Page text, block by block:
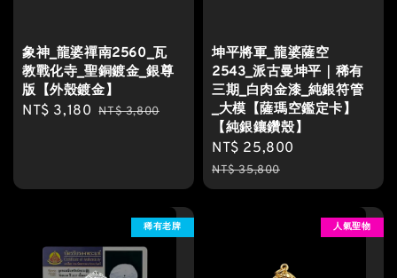
象神_龍婆禪南2560_瓦
教戰化寺_聖銅鍍金_銀尊
版【外殼鍍金】
Sale
NT$ 3,180 Regular
NT$ 3,800
坤平將軍_龍婆薩空
2543_派古曼坤平｜稀有
三期_白肉金漆_純銀符管
_大模【薩瑪空鑑定卡】
【純銀鑲鑽殼】
Sale
price
NT$ 25,800
NT$ 35,800
稀有老牌 人氣聖物